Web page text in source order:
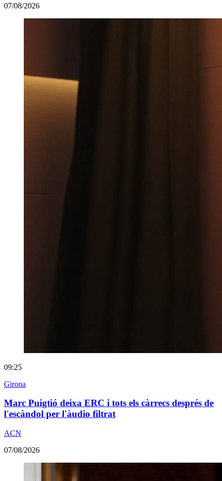
07/08/2026
09:25
Girona
Marc Puigtió deixa ERC i tots els càrrecs després de
l'escàndol per l'àudio filtrat
ACN
07/08/2026